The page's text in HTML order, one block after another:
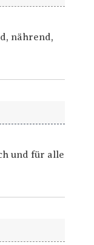
nährend,
und für alle